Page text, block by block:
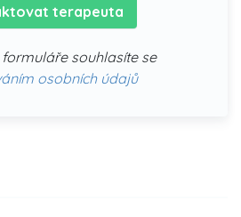
terapeuta
souhlasíte se
osobních údajů